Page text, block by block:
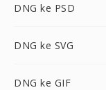
DNG ke PSD
DNG ke SVG
DNG ke GIF